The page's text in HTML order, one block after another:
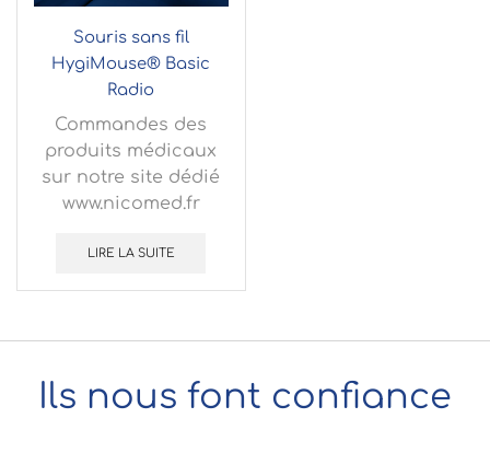
Souris sans fil
HygiMouse® Basic
Radio
Commandes des
produits médicaux
sur notre site dédié
www.nicomed.fr
LIRE LA SUITE
Ils nous font confiance